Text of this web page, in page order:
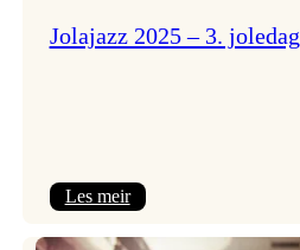
Jolajazz 2025 – 3. joledag
Les meir: